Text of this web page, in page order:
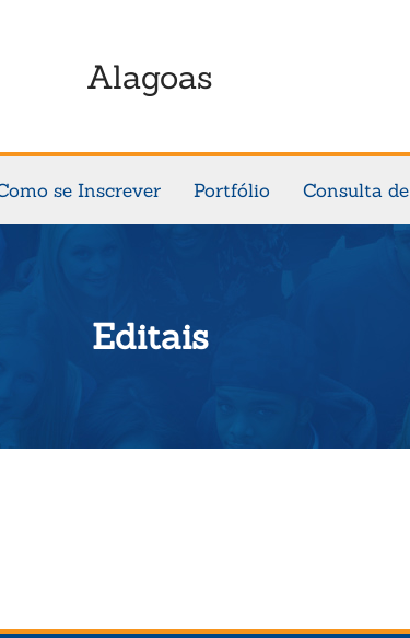
Alagoas
se Inscrever Portfólio Consulta
Editais